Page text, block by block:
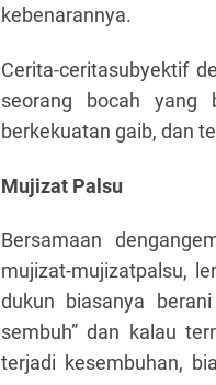
kebenarannya.
Cerita-ceritasubyektif
seorang bocah yang
berkekuatan gaib, dan
Mujizat Palsu
Bersamaan
mujizat-mujizatpalsu,
dukun biasanya
sembuh” dan kalau
terjadi kesembuhan,